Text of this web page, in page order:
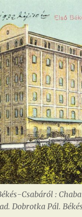
Csabáról :
Dobrotka Pál.